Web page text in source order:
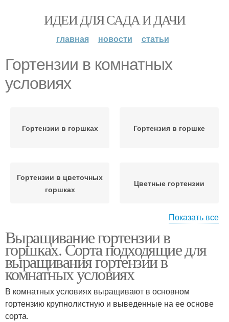
ИДЕИ ДЛЯ САДА И ДАЧИ
главная новости статьи
Гортензии в комнатных
условиях
Гортензии в горшках Гортензия в горшке
Гортензии в цветочных
горшках
Цветные гортензии
Гортензии в подвале
домашних условиях
Показать все
Выращивание гортензии в
горшках. Сорта подходящие для
выращивания гортензии в
комнатных условиях
В комнатных условиях выращивают в основном
гортензию крупнолистную и выведенные на ее основе
сорта.